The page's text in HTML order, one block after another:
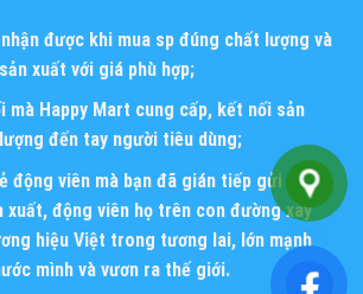
được khi mua sp đúng chất lượng và
xuất với giá phù hợp;
mà Happy Mart cung cấp, kết nối sản
đến tay người tiêu dùng;
động viên mà bạn đã gián tiếp gửi đến
xuất, động viên họ trên con đường xây
hiệu Việt trong tương lai, lớn mạnh
mình và vươn ra thế giới.